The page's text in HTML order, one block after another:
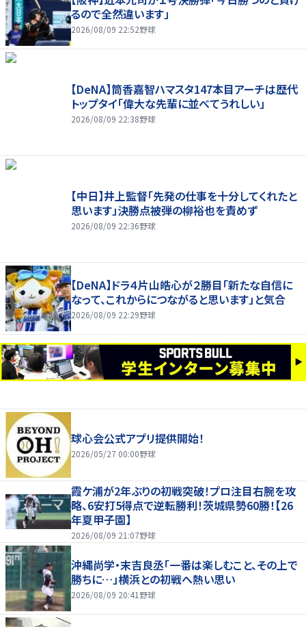
るので全然違います」
2026/08/09 22:52野球
【DeNA】筒香嘉智ハマスタ147本目アーチは歴代
トップタイ「偉大な先輩に並べてうれしい」
2026/08/09 22:38野球
【中日】井上監督「先発の仕事を十分してくれたと
思います」決勝点被弾の柳裕也を責めず
2026/08/09 22:36野球
【DeNA】ドラ４片山皓心が２勝目「新たな自信に
なって、これからにつながると思います」と気合
2026/08/09 22:29野球
球心会公式アプリ提供開始！
2026/05/27 00:00野球
霞ケ浦が2年ぶりの初戦突破！プロ注目右腕を攻
略、6安打5得点で逆転勝利！茨城県勢60勝！【26
年夏甲子園】
2026/08/09 21:07野球
沖縄尚学・末吉良丞「一番は楽しむこと、その上で
勝ちに…」横浜との初戦へ熱い思い
2026/08/09 20:41 野球